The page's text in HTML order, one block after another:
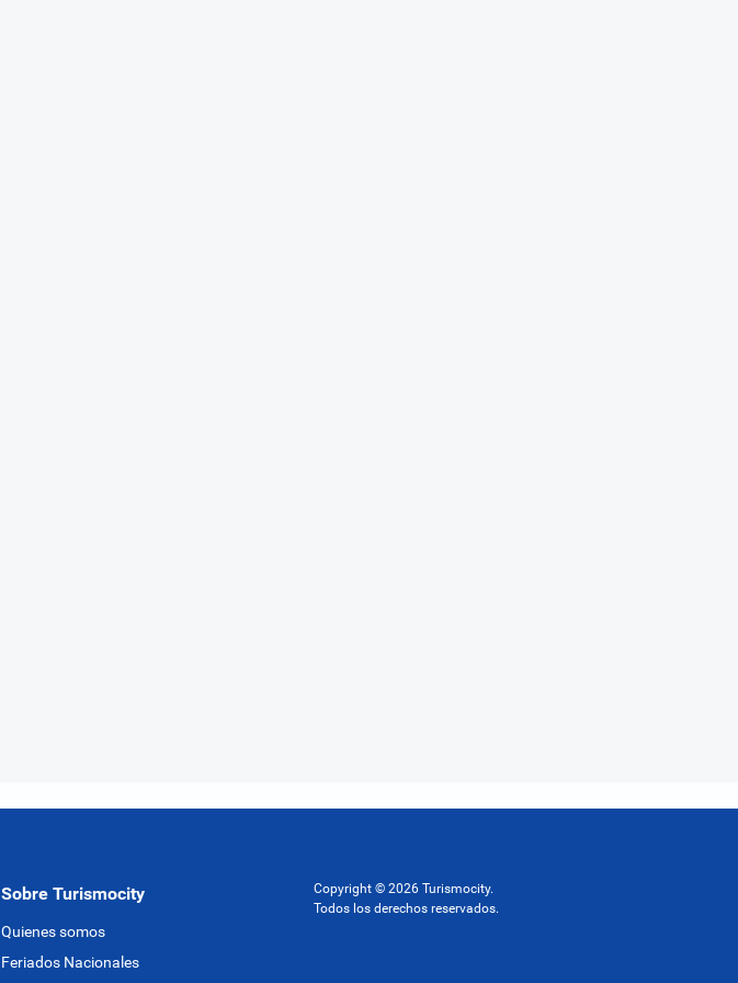
Sobre Turismocity
Quienes somos
Feriados Nacionales
Copyright © 2026 Turismocity.
Todos los derechos reservados.